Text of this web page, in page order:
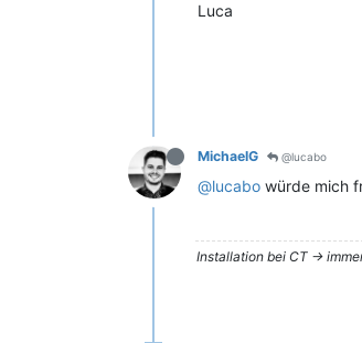
Luca
MichaelG @lucabo
@lucabo würde mich
Installation bei CT ->